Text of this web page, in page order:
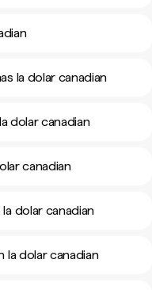
la dolar canadian
dolar canadian
canadian
dolar canadian
la dolar canadian